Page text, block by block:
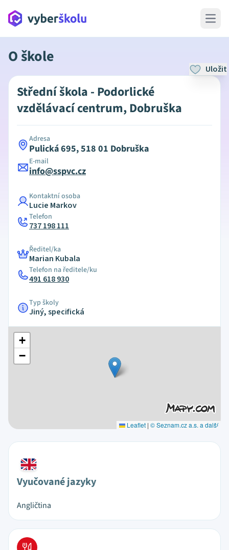
Open
O škole
Uložit
Střední škola - Podorlické
vzdělávací centrum, Dobruška
Adresa
Pulická 695, 518 01 Dobruška
E-mail
info@sspvc.cz
Kontaktní osoba
Lucie Markov
Telefon
737 198 111
Ředitel/ka
Marian Kubala
Telefon na ředitele/ku
491 618 930
Typ školy
Jiný, specifická
+
−
Leaflet | © Seznam.cz a.s. a další
Vyučované jazyky
Angličtina